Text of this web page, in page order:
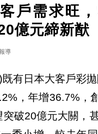
戶需求旺
億元締新猷
導
有日本大客戶彩
，年增36.7%，
突破20億元大關，